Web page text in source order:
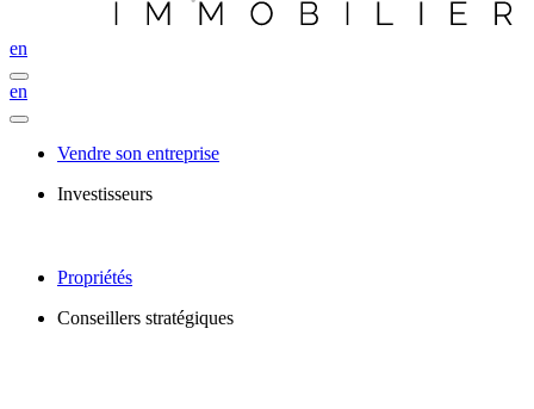
en
en
Vendre son entreprise
Investisseurs
Propriétés
Conseillers stratégiques